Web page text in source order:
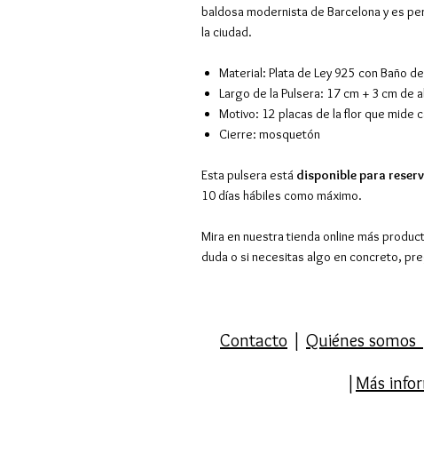
baldosa modernista de Barcelona y es
la ciudad.
Material: Plata de Ley 925 con Baño
Largo de la Pulsera: 17 cm + 3 cm de
Motivo: 12 placas de la flor que mide
Cierre: mosquetón
Esta pulsera está disponible para
10 días hábiles como máximo.
Mira en nuestra tienda online más
duda o si necesitas algo en concreto,
Contacto | Quiénes somos
| Más